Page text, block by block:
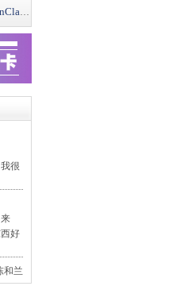
全攻
很
好
和兰